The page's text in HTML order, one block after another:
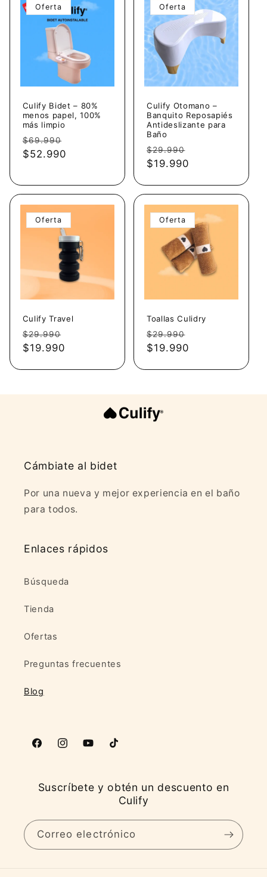
Oferta
Culify Bidet – 80%
menos papel, 100%
más limpio
Precio
habitual
$69.990
$52.990
Oferta
Culify Otomano –
Banquito Reposapiés
Antideslizante para
Baño
Precio
habitual
$29.990
$19.990
Oferta
Culify Travel
Precio
habitual
$29.990
$19.990
Oferta
Toallas Culidry
Precio
habitual
$29.990
$19.990
Cámbiate al bidet
Por una nueva y mejor experiencia en el baño
para todos.
Enlaces rápidos
Búsqueda
Tienda
Ofertas
Preguntas frecuentes
Blog
FacebookInstagramYouTubeTikTok
Suscríbete y obtén un descuento en
Culify
Correo electrónico